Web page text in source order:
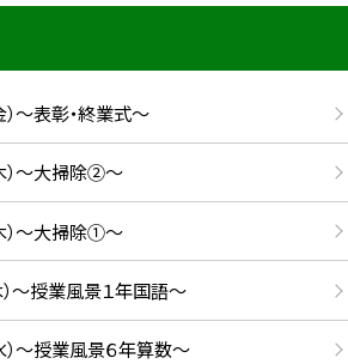
）～表彰・終業式～
）～大掃除②～
）～大掃除①～
～授業風景１年国語～
）～授業風景６年算数～